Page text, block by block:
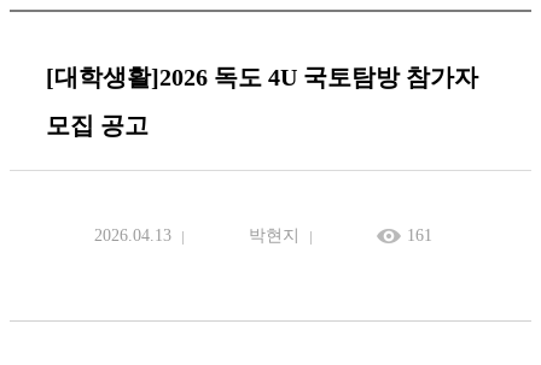
[대학생활]2026 독도 4U 국토탐방 참가자
모집 공고
2026.04.13 박현지 161